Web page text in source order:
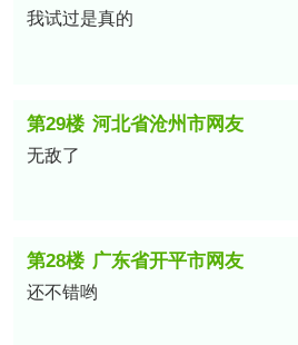
我试过是真的
第29楼 河北省沧州市网友
无敌了
第28楼 广东省开平市网友
还不错哟